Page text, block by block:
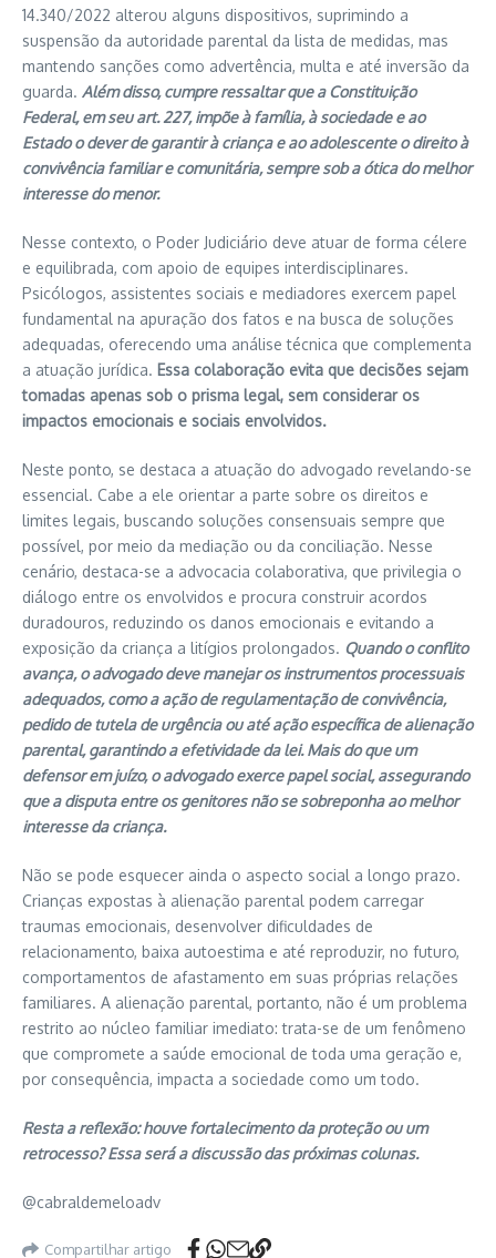
14.340/2022 alterou alguns dispositivos, suprimindo a
suspensão da autoridade parental da lista de medidas, mas
mantendo sanções como advertência, multa e até inversão da
guarda. Além disso, cumpre ressaltar que a Constituição
Federal, em seu art. 227, impõe à família, à sociedade e ao
Estado o dever de garantir à criança e ao adolescente o direito à
convivência familiar e comunitária, sempre sob a ótica do melhor
interesse do menor.
Nesse contexto, o Poder Judiciário deve atuar de forma célere
e equilibrada, com apoio de equipes interdisciplinares.
Psicólogos, assistentes sociais e mediadores exercem papel
fundamental na apuração dos fatos e na busca de soluções
adequadas, oferecendo uma análise técnica que complementa
a atuação jurídica. Essa colaboração evita que decisões sejam
tomadas apenas sob o prisma legal, sem considerar os
impactos emocionais e sociais envolvidos.
Neste ponto, se destaca a atuação do advogado revelando-se
essencial. Cabe a ele orientar a parte sobre os direitos e
limites legais, buscando soluções consensuais sempre que
possível, por meio da mediação ou da conciliação. Nesse
cenário, destaca-se a advocacia colaborativa, que privilegia o
diálogo entre os envolvidos e procura construir acordos
duradouros, reduzindo os danos emocionais e evitando a
exposição da criança a litígios prolongados. Quando o conflito
avança, o advogado deve manejar os instrumentos processuais
adequados, como a ação de regulamentação de convivência,
pedido de tutela de urgência ou até ação específica de alienação
parental, garantindo a efetividade da lei.Mais do que um
defensor em juízo, o advogado exerce papel social, assegurando
que a disputa entre os genitores não se sobreponha ao melhor
interesse da criança.
Não se pode esquecer ainda o aspecto social a longo prazo.
Crianças expostas à alienação parental podem carregar
traumas emocionais, desenvolver dificuldades de
relacionamento, baixa autoestima e até reproduzir, no futuro,
comportamentos de afastamento em suas próprias relações
familiares. A alienação parental, portanto, não é um problema
restrito ao núcleo familiar imediato: trata-se de um fenômeno
que compromete a saúde emocional de toda uma geração e,
por consequência, impacta a sociedade como um todo.
Resta a reflexão: houve fortalecimento da proteção ou um
retrocesso? Essa será a discussão das próximas colunas.
@cabraldemeloadv
Compartilhar artigo